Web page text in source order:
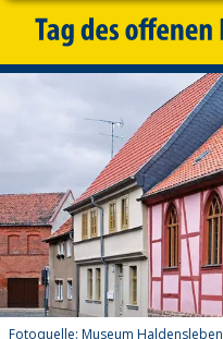
Fotoquelle: Museum Haldensleben